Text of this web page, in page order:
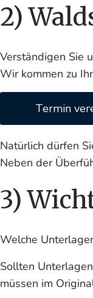
2)
Verständigen Sie
Wir kommen zu
Termin
Natürlich dürfen
Neben der
3)
Welche
Sollten
müssen im